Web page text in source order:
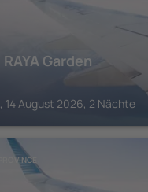
Garden
14 August 2026, 2 Nächte